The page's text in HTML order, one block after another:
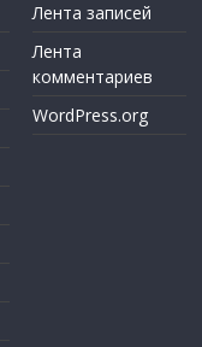
Лента записей
Лента
комментариев
WordPress.org